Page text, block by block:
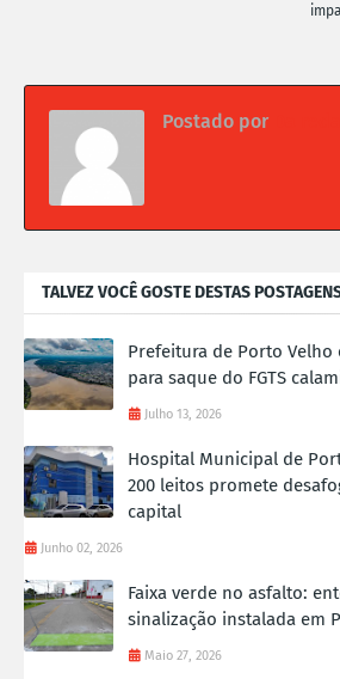
Postado por
TALVEZ VOCÊ GOSTE DESTAS
Prefeitura de Porto
para saque do FGTS
Julho 13, 2026
Hospital Municipal de
200 leitos promete
capital
Junho 02, 2026
Faixa verde no asfalto:
sinalização instalada em
Maio 27, 2026